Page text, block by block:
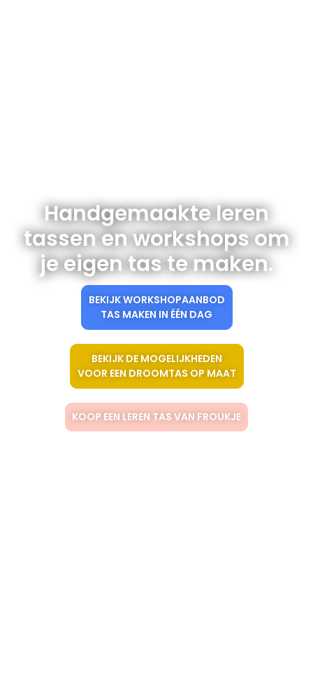
Handgemaakte leren
tassen en workshops om
je eigen tas te maken.
BEKIJK WORKSHOPAANBOD
TAS MAKEN IN ÉÉN DAG
BEKIJK DE MOGELIJKHEDEN
VOOR EEN DROOMTAS OP MAAT
KOOP EEN LEREN TAS VAN FROUKJE